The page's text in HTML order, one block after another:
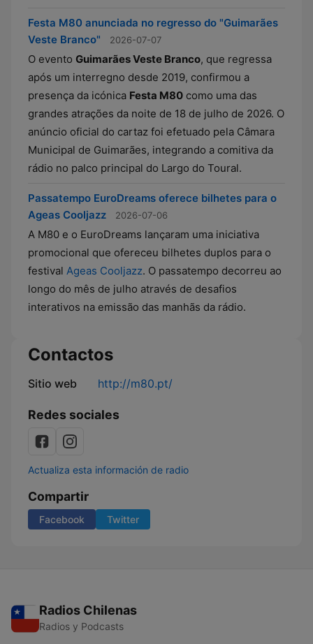
Festa M80 anunciada no regresso do "Guimarães
Veste Branco"
2026-07-07
O evento Guimarães Veste Branco, que regressa
após um interregno desde 2019, confirmou a
presença da icónica Festa M80 como uma das
grandes atrações da noite de 18 de julho de 2026. O
anúncio oficial do cartaz foi efetuado pela Câmara
Municipal de Guimarães, integrando a comitiva da
rádio no palco principal do Largo do Toural.
Passatempo EuroDreams oferece bilhetes para o
Ageas Cooljazz
2026-07-06
A M80 e o EuroDreams lançaram uma iniciativa
promocional que ofereceu bilhetes duplos para o
festival Ageas Cooljazz. O passatempo decorreu ao
longo do mês de julho através de desafios
interativos na emissão das manhãs da rádio.
Contactos
Sitio web http://m80.pt/
Redes sociales
Actualiza esta información de radio
Compartir
Facebook Twitter
Radios Chilenas
Radios y Podcasts